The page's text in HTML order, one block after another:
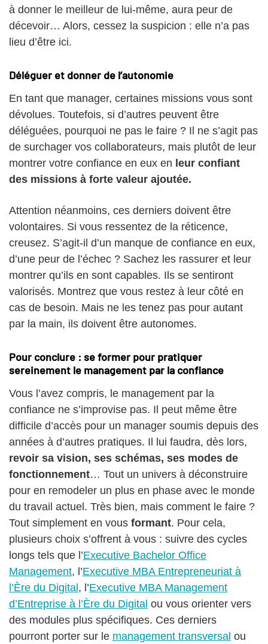
à donner le meilleur de lui-même, aura peur de
décevoir… Alors, cessez la suspicion : elle n’a pas
lieu d’être ici.
Déléguer et donner de l’autonomie
En tant que manager, certaines missions vous sont
dévolues. Toutefois, si d’autres peuvent être
déléguées, pourquoi ne pas le faire ? Il ne s’agit pas
de surchager vos collaborateurs, mais plutôt de leur
montrer votre confiance en eux en leur confiant
des missions à forte valeur ajoutée.
Attention néanmoins, ces derniers doivent être
volontaires. Si vous ressentez de la réticence,
creusez. S’agit-il d’un manque de confiance en eux,
d’une peur de l’échec ? Sachez les rassurer et leur
montrer qu’ils en sont capables. Ils se sentiront
valorisés. Montrez que vous restez à leur côté en
cas de besoin. Mais ne les tenez pas pour autant
par la main, ils doivent être autonomes.
Pour conclure : se former pour pratiquer
sereinement le management par la confiance
Vous l’avez compris, le management par la
confiance ne s’improvise pas. Il peut même être
difficile d’accès pour un manager soumis depuis des
années à d’autres pratiques. Il lui faudra, dès lors,
revoir sa vision, ses schémas, ses modes de
fonctionnement… Tout un univers à déconstruire
pour en remodeler un plus en phase avec le monde
du travail actuel. Très bien, mais comment le faire ?
Tout simplement en vous formant. Pour cela,
plusieurs choix s’offrent à vous : suivre des cycles
longs tels que l’Executive Bachelor Office
Management, l’Executive MBA Entrepreneuriat à
l’Ère du Digital, l’Executive MBA Management
d’Entreprise à l’Ère du Digital ou vous orienter vers
des modules plus spécifiques. Ces derniers
pourront porter sur le management transversal ou